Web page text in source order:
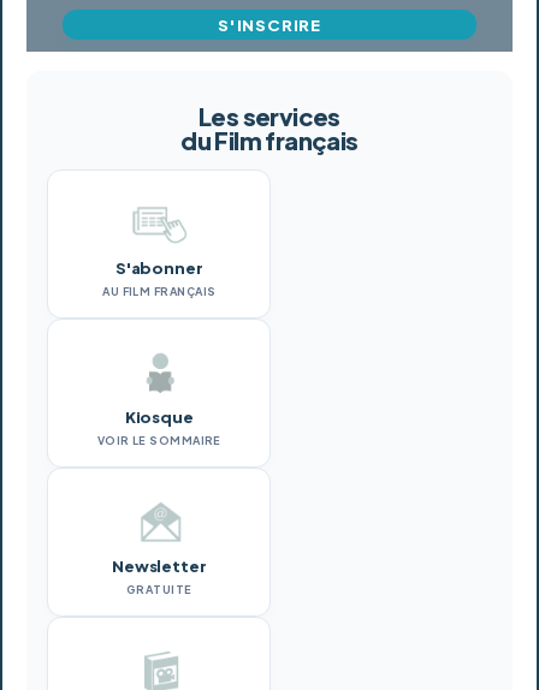
S'INSCRIRE
Les services
du Film français
S'abonner
AU FILM FRANÇAIS
Kiosque
VOIR LE SOMMAIRE
Newsletter
GRATUITE